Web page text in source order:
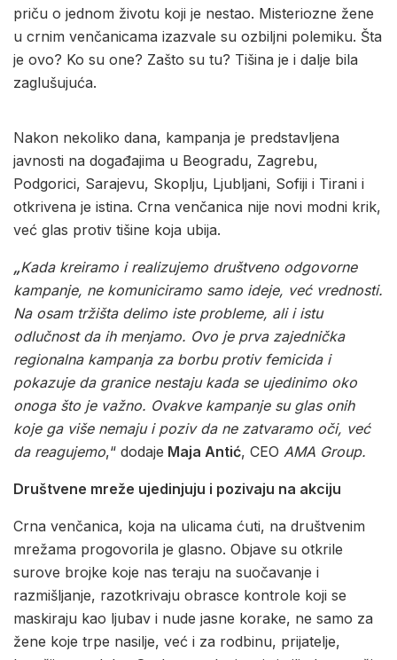
priču o jednom životu koji je nestao. Misteriozne žene
u crnim venčanicama izazvale su ozbiljni polemiku. Šta
je ovo? Ko su one? Zašto su tu? Tišina je i dalje bila
zaglušujuća.
Nakon nekoliko dana, kampanja je predstavljena
javnosti na događajima u Beogradu, Zagrebu,
Podgorici, Sarajevu, Skoplju, Ljubljani, Sofiji i Tirani i
otkrivena je istina. Crna venčanica nije novi modni krik,
već glas protiv tišine koja ubija.
„Kada kreiramo i realizujemo društveno odgovorne
kampanje, ne komuniciramo samo ideje, već vrednosti.
Na osam tržišta delimo iste probleme, ali i istu
odlučnost da ih menjamo. Ovo je prva zajednička
regionalna kampanja za borbu protiv femicida i
pokazuje da granice nestaju kada se ujedinimo oko
onoga što je važno. Ovakve kampanje su glas onih
koje ga više nemaju i poziv da ne zatvaramo oči, već
da reagujemo,“ dodaje Maja Antić, CEO AMA Group.
Društvene mreže ujedinjuju i pozivaju na akciju
Crna venčanica, koja na ulicama ćuti, na društvenim
mrežama progovorila je glasno. Objave su otkrile
surove brojke koje nas teraju na suočavanje i
razmišljanje, razotkrivaju obrasce kontrole koji se
maskiraju kao ljubav i nude jasne korake, ne samo za
žene koje trpe nasilje, već i za rodbinu, prijatelje,